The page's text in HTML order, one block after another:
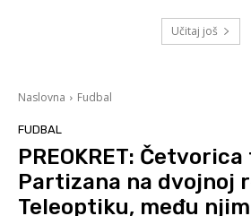
Učitaj još